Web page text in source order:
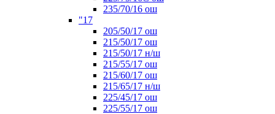
235/70/16 ош
"17
205/50/17 ош
215/50/17 ош
215/50/17 н/ш
215/55/17 ош
215/60/17 ош
215/65/17 н/ш
225/45/17 ош
225/55/17 ош